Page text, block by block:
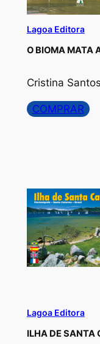
Lagoa Editora
O BIOMA MATA
Cristina
COMPRAR
Lagoa Editora
ILHA DE SANTA